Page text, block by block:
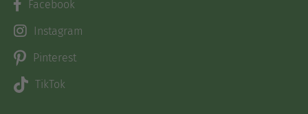
Norderstedt,2016,ISBN: ISBN 978-3-7392-2157-1
Facebook
Instagram
Pinterest
TikTok